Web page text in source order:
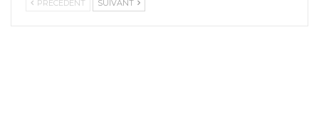
PRÉCÉDENT SUIVANT